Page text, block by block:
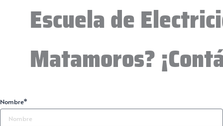
Escuela de
Matamoros?
Nombre*